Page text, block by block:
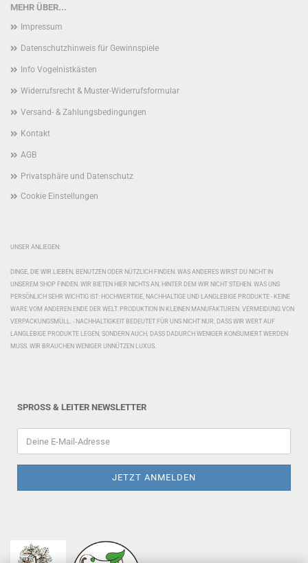
MEHR ÜBER...
Impressum
Datenschutzhinweis für Gewinnspiele
Info Vogelnistkästen
Widerrufsrecht & Muster-Widerrufsformular
Versand- & Zahlungsbedingungen
Kontakt
AGB
Privatsphäre und Datenschutz
Cookie Einstellungen
UNSER ANLIEGEN:
DINGE, DIE WIR LIEBEN, BENUTZEN ODER NÜTZLICH FINDEN. WAS ANDERES WIRST DU NICHT IN
UNSEREM SHOP FINDEN. WIR BIETEN HIER NICHTS AN, HINTER DEM WIR NICHT STEHEN. WAS UNS
PERSÖNLICH SEHR WICHTIG IST: HOCHWERTIGE, NACHHALTIGE UND LANGLEBIGE PRODUKTE - KEINE
WARE VOM ANDEREN ENDE DER WELT. PRODUKTION IN KLEINEN MANUFAKTUREN. VERMEIDUNG VON
VERPACKUNGSMÜLL. - NACHHALTIGKEIT BEDEUTET FÜR UNS NICHT NUR, DASS WIR WERT AUF
LANGLEBIGE PRODUKTE LEGEN, SONDERN AUCH, DASS DADURCH WENIGER KONSUMIERT WERDEN
MUSS. WIR BRAUCHEN WENIGER UNNÜTZEN LUXUS.
SPROSS & LEITER NEWSLETTER